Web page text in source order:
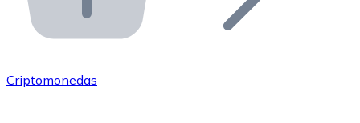
Integra nuestra API en tu ecosistema.
Únete a nuestra red de distribuidores.
Criptomonedas